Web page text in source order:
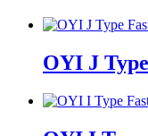
OYI J